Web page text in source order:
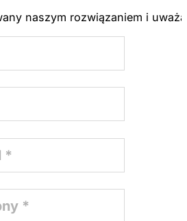
naszym rozwiązaniem i